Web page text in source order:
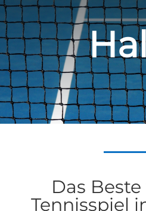
Das
Tennisspiel